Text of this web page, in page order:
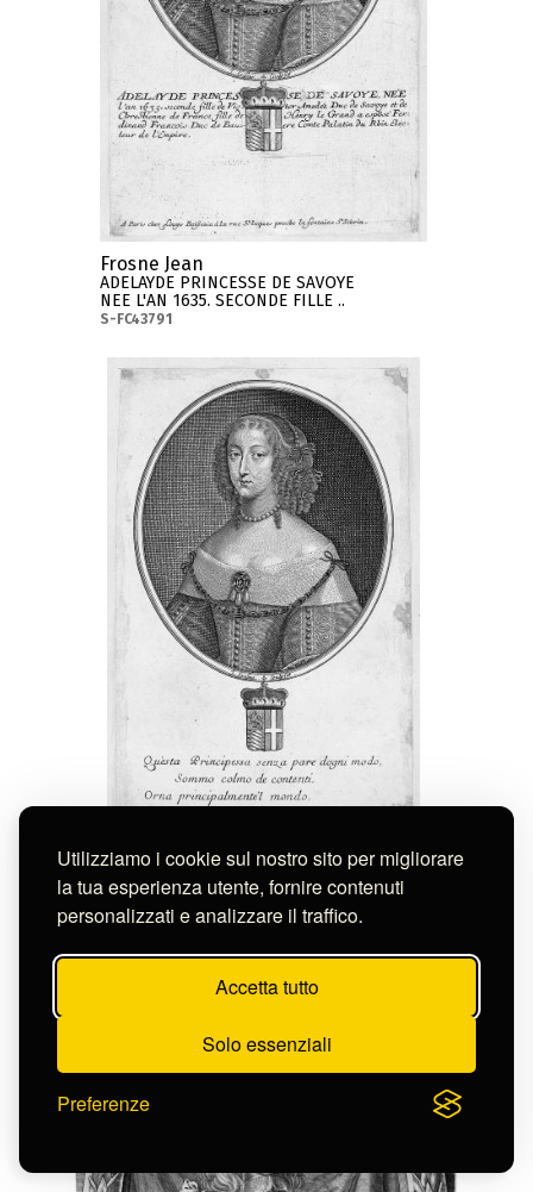
Utilizziamo i cookie sul nostro sito per migliorare
la tua esperienza utente, fornire contenuti
personalizzati e analizzare il traffico.
Accetta tutto
Solo essenziali
Preferenze
Frosne Jean
ADELAYDE PRINCESSE DE SAVOYE
NEE L'AN 1635. SECONDE FILLE ..
S-FC43791
Frosne Jean
QUESTA PRINCIPESSA SENZA PARE
D'OGNI MODO, SOMMO COLMO DE ..
S-FC43792